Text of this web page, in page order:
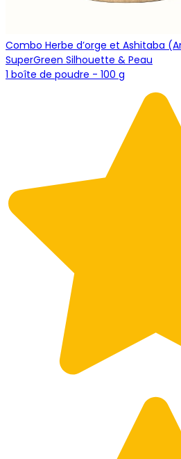
Combo Herbe d’orge et Ashitaba
SuperGreen Silhouette & Peau
1 boîte de poudre - 100 g